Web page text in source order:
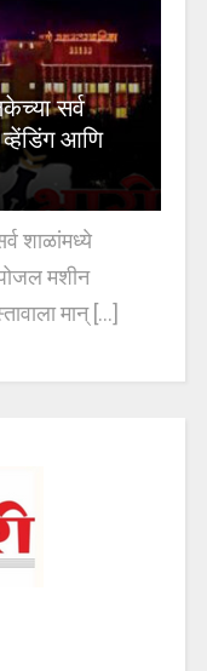
सर्व
आणि
शाळांमध्ये
मशीन
मान् [...]